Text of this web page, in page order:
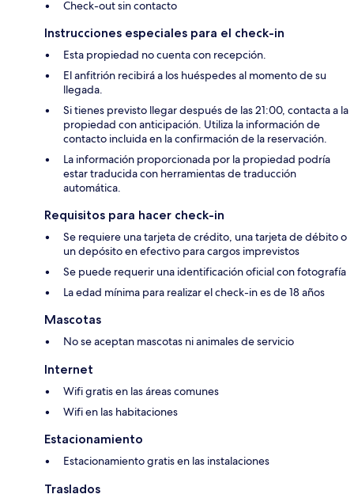
Check-out sin contacto
Instrucciones especiales para el check-in
Esta propiedad no cuenta con recepción.
El anfitrión recibirá a los huéspedes al momento de su
llegada.
Si tienes previsto llegar después de las 21:00, contacta a la
propiedad con anticipación. Utiliza la información de
contacto incluida en la confirmación de la reservación.
La información proporcionada por la propiedad podría
estar traducida con herramientas de traducción
automática.
Requisitos para hacer check-in
Se requiere una tarjeta de crédito, una tarjeta de débito o
un depósito en efectivo para cargos imprevistos
Se puede requerir una identificación oficial con fotografía
La edad mínima para realizar el check-in es de 18 años
Mascotas
No se aceptan mascotas ni animales de servicio
Internet
Wifi gratis en las áreas comunes
Wifi en las habitaciones
Estacionamiento
Estacionamiento gratis en las instalaciones
Traslados